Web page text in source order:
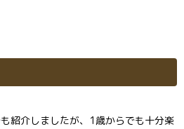
紹介しましたが、1歳からでも十分楽